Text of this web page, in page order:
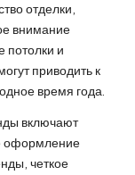
отделки,
внимание
потолки и
приводить к
время года.
включают
оформление
четкое